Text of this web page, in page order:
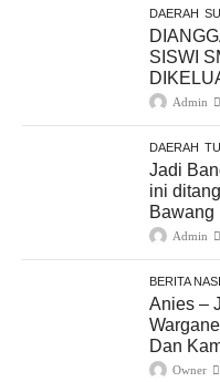
DAERAH
SISWI
Admin
DAERAH
Jadi
ini
Bawang
Admin
BERITA
Anies –
Dan
Owner